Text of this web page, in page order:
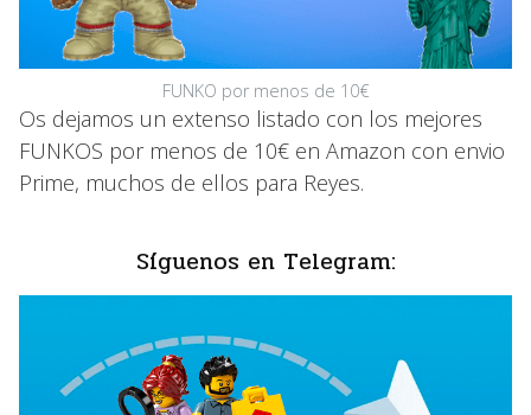
FUNKO por menos de 10€
Os dejamos un extenso listado con los mejores
FUNKOS por menos de 10€ en Amazon con envio
Prime, muchos de ellos para Reyes.
Síguenos en Telegram: